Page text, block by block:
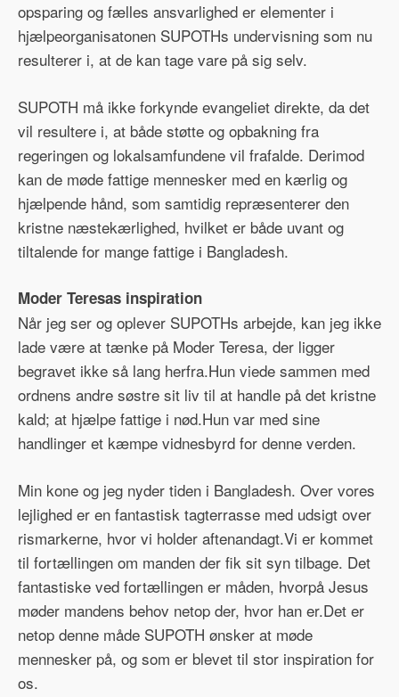
opsparing og fælles ansvarlighed er elementer i
hjælpeorganisatonen SUPOTHs undervisning som nu
resulterer i, at de kan tage vare på sig selv.
SUPOTH må ikke forkynde evangeliet direkte, da det
vil resultere i, at både støtte og opbakning fra
regeringen og lokalsamfundene vil frafalde. Derimod
kan de møde fattige mennesker med en kærlig og
hjælpende hånd, som samtidig repræsenterer den
kristne næstekærlighed, hvilket er både uvant og
tiltalende for mange fattige i Bangladesh.
Moder Teresas inspiration
Når jeg ser og oplever SUPOTHs arbejde, kan jeg ikke
lade være at tænke på Moder Teresa, der ligger
begravet ikke så lang herfra.Hun viede sammen med
ordnens andre søstre sit liv til at handle på det kristne
kald; at hjælpe fattige i nød.Hun var med sine
handlinger et kæmpe vidnesbyrd for denne verden.
Min kone og jeg nyder tiden i Bangladesh. Over vores
lejlighed er en fantastisk tagterrasse med udsigt over
rismarkerne, hvor vi holder aftenandagt.Vi er kommet
til fortællingen om manden der fik sit syn tilbage. Det
fantastiske ved fortællingen er måden, hvorpå Jesus
møder mandens behov netop der, hvor han er.Det er
netop denne måde SUPOTH ønsker at møde
mennesker på, og som er blevet til stor inspiration for
os.